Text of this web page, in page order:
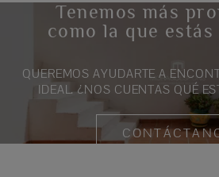
Tenemos más
como la que estás
QUEREMOS AYUDARTE A
IDEAL. ¿NOS CUENTAS QUÉ